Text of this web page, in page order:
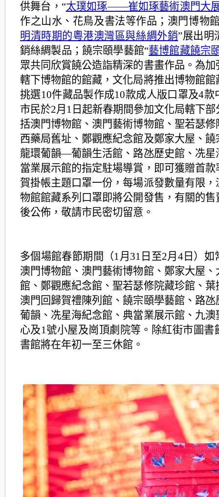
供舞台，“太璞如琢——崔如琢藝術澳門大
作之山水、花鳥及書法等作品；澳門博物
明清時期的粵港澳灣區與絲綢外銷”展出明
銷絲綢製品；饒宗頤學藝館“藝博館藏饒宗
眾共同欣賞饒公造詣精深的書畫作品。為加
轄下博物館的館藏，文化局將推出博物館館
挑選10件藏品製作成10款成人版口罩及4款
市民於2月1日起新春期間參加文化局轄下
括澳門博物館、澳門藝術博物館、聖若瑟修
西藥局舊址、鄭觀應紀念館及鄭家大屋、饒
龍環葡韻—葡韻生活館、路氹歷史館、冼星
當業展示館的指定駐場導賞，即可獲贈首款
賀掛帳主題口罩一份，每場派發數量有限，
物館館藏系列口罩即將公開發售，有關的售
後公佈，敬請市民密切留意。
多個場館春節期間（1月31日至2月4日）如
澳門博物館、澳門藝術博物館、鄭家大屋、
館、鄭觀應紀念館、聖若瑟修院藏珍館、葉
澳門回歸賀禮陳列館、饒宗頤學藝館、路氹
葡韻、冼星海紀念館、典當業展示館、九澳
心及1號小屋及崗頂劇院等。除紅街市圖書
書館將在年初一至三休館。